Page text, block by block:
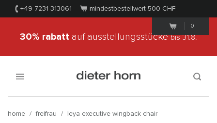
+49 7231 313061 mindestbestellwert 500 CHF
0
30% rabatt auf ausstellungsstückebis 31.8.
home / freifrau / leya executive wingback chair